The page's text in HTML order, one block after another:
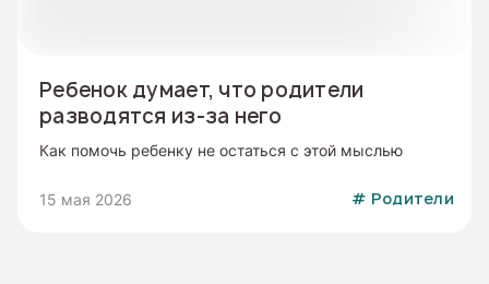
Ребенок думает, что родители
разводятся из-за него
Как помочь ребенку не остаться с этой мыслью
15 мая 2026 # Родители